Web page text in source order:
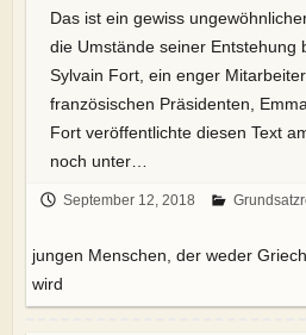
Das ist ein gewiss
die Umstände seiner Entstehung
Sylvain Fort, ein enger
französischen Präsidenten,
Fort veröffentlichte diesen Text
noch unter…
September 12, 2018
jungen Menschen, der weder
wird